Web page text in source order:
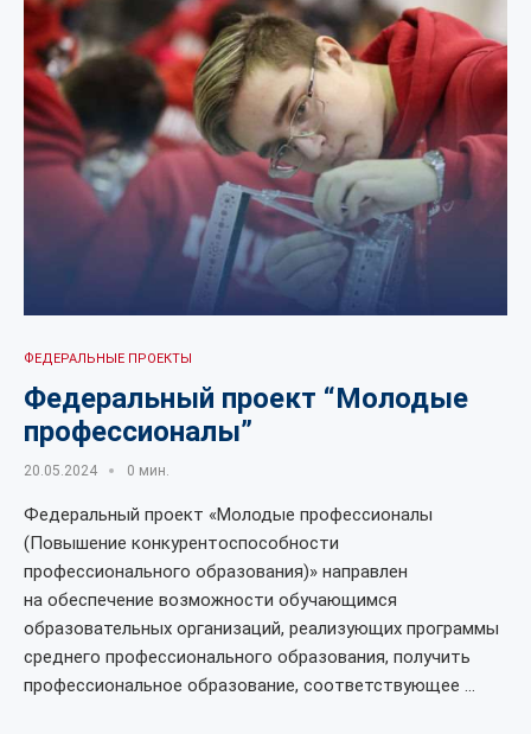
ФЕДЕРАЛЬНЫЕ ПРОЕКТЫ
Федеральный проект “Молодые
профессионалы”
20.05.2024 0 мин.
Федеральный проект «Молодые профессионалы
(Повышение конкурентоспособности
профессионального образования)» направлен
на обеспечение возможности обучающимся
образовательных организаций, реализующих программы
среднего профессионального образования, получить
профессиональное образование, соответствующее …